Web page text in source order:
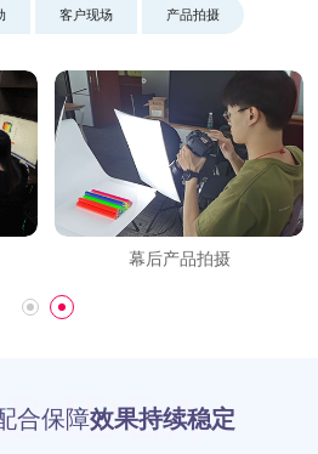
客户现场 产品拍摄
幕后产品拍摄
IDEA
合保障效果持续稳定